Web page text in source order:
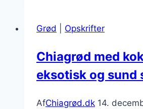
ekstra
Grød Opskrifter
Chiagrød med
eksotisk og sund
AfChiagrød.dk 14.